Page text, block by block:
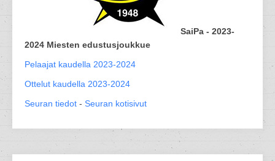
SaiPa - 2023-
2024 Miesten edustusjoukkue
Pelaajat kaudella 2023-2024
Ottelut kaudella 2023-2024
Seuran tiedot - Seuran kotisivut